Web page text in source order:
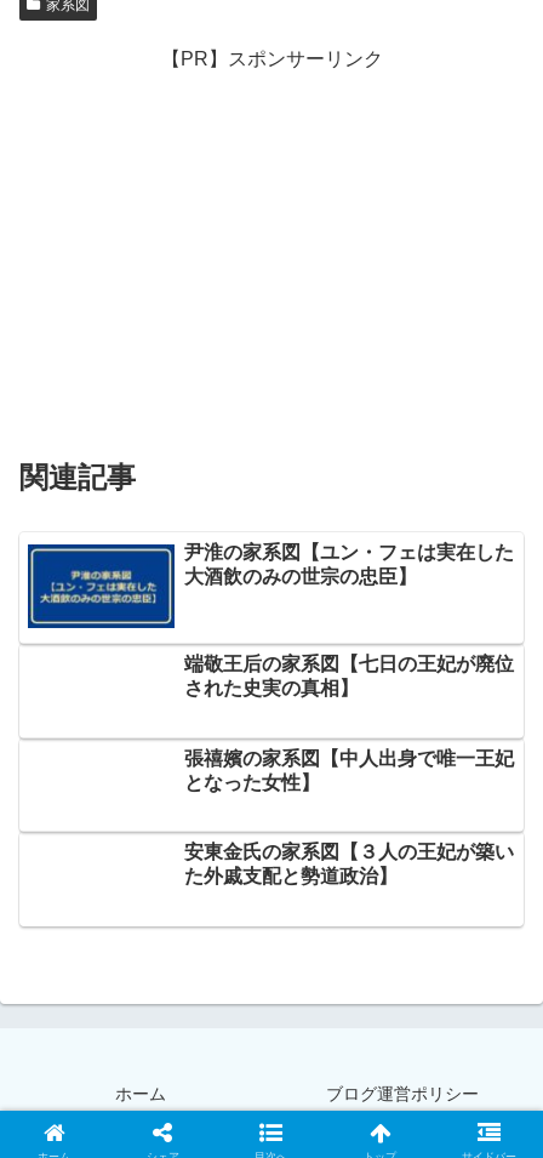
家系図
【PR】スポンサーリンク
関連記事
尹淮の家系図【ユン・フェは実在した
大酒飲のみの世宗の忠臣】
端敬王后の家系図【七日の王妃が廃位
された史実の真相】
張禧嬪の家系図【中人出身で唯一王妃
となった女性】
安東金氏の家系図【３人の王妃が築い
た外戚支配と勢道政治】
ホーム ブログ運営ポリシー
© 2020-2026 雲の上はいつも晴れ.